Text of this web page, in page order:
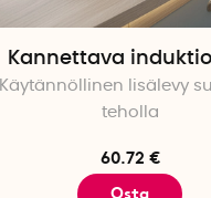
Kannettava
Käytännöllinen lisälevy
teholla
60.72 €
Osta